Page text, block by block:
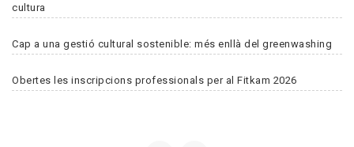
cultura
Cap a una gestió cultural sostenible: més enllà del greenwashing
Obertes les inscripcions professionals per al Fitkam 2026